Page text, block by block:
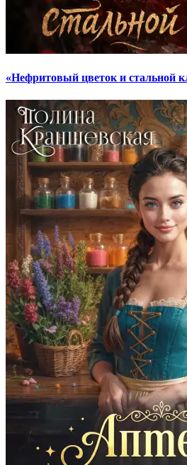
«Нефритовый цветок и стальной